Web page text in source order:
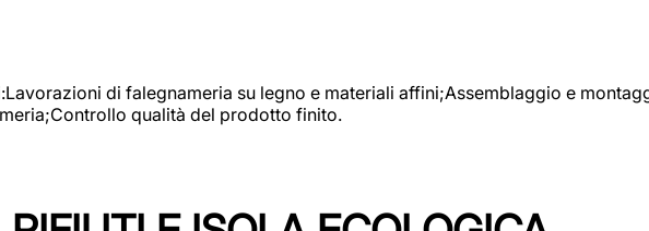
di falegnameria su legno e materiali affini;Assemblaggio e
qualità del prodotto finito.